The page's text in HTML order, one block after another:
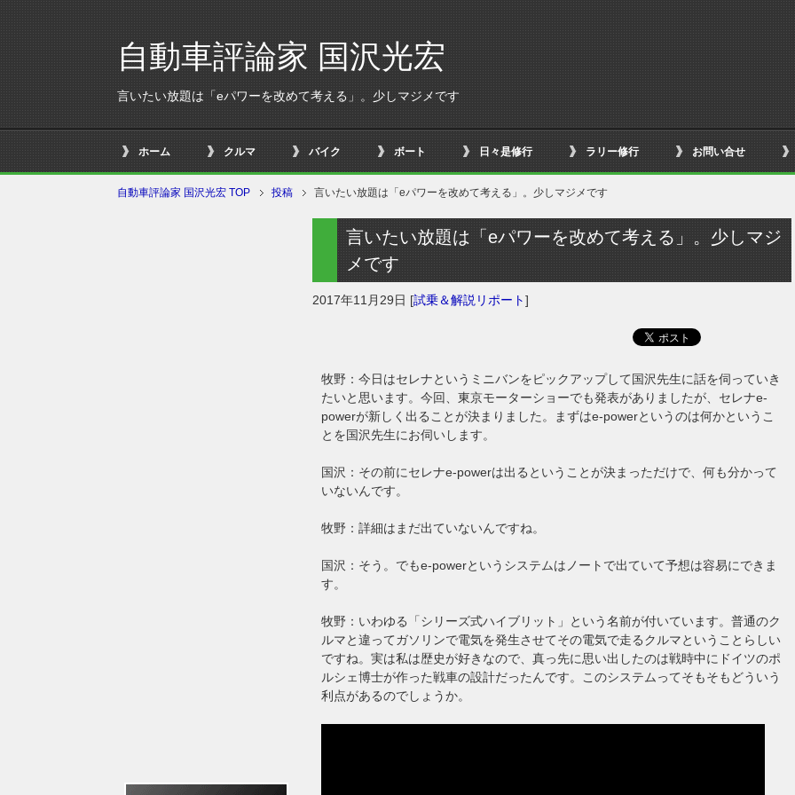
自動車評論家 国沢光宏
言いたい放題は「eパワーを改めて考える」。少しマジメです
ホーム クルマ バイク ボート 日々是修行 ラリー修行 お問い合せ
自動車評論家 国沢光宏 TOP 投稿 言いたい放題は「eパワーを改めて考える」。少しマジメです
言いたい放題は「eパワーを改めて考える」。少しマジ
メです
2017年11月29日 [試乗＆解説リポート]
牧野：今日はセレナというミニバンをピックアップして国沢先生に話を伺っていき
たいと思います。今回、東京モーターショーでも発表がありましたが、セレナe-
powerが新しく出ることが決まりました。まずはe-powerというのは何かというこ
とを国沢先生にお伺いします。
国沢：その前にセレナe-powerは出るということが決まっただけで、何も分かって
いないんです。
牧野：詳細はまだ出ていないんですね。
国沢：そう。でもe-powerというシステムはノートで出ていて予想は容易にできま
す。
牧野：いわゆる「シリーズ式ハイブリット」という名前が付いています。普通のク
ルマと違ってガソリンで電気を発生させてその電気で走るクルマということらしい
ですね。実は私は歴史が好きなので、真っ先に思い出したのは戦時中にドイツのポ
ルシェ博士が作った戦車の設計だったんです。このシステムってそもそもどういう
利点があるのでしょうか。